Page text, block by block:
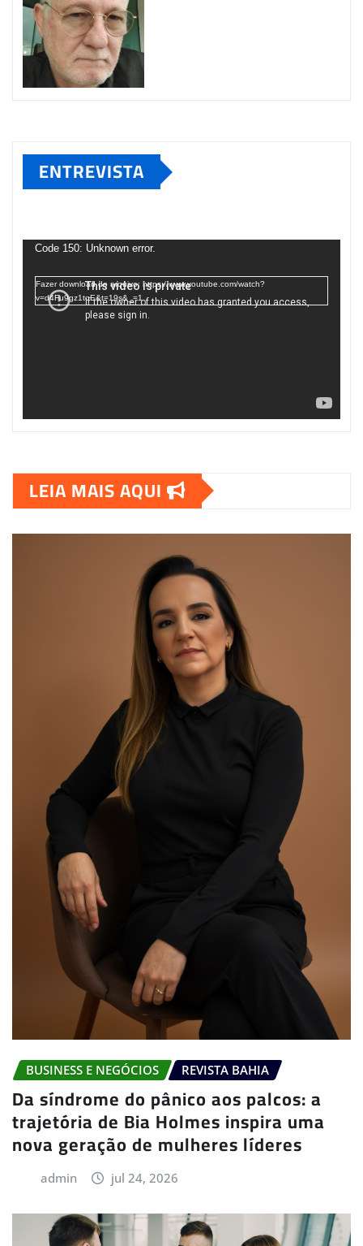
ENTREVISTA
deCode 150: Unknown error.
Fazer download do arquivo: https://www.youtube.com/watch?
v=d4Fu9gz1tqE&t=19s&_=1
LEIA MAIS AQUI
BUSINESS E NEGÓCIOS REVISTA BAHIA
Da síndrome do pânico aos palcos: a
trajetória de Bia Holmes inspira uma
nova geração de mulheres líderes
admin jul 24, 2026